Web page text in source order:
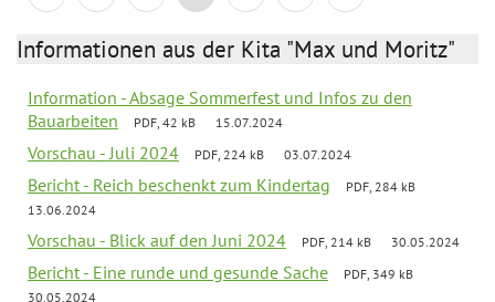
Informationen aus der Kita "Max und Moritz"
Information - Absage Sommerfest und Infos zu den
Bauarbeiten
PDF, 42 kB 15.07.2024
Vorschau - Juli 2024 PDF, 224 kB 03.07.2024
Bericht - Reich beschenkt zum Kindertag
PDF, 284 kB
13.06.2024
Vorschau - Blick auf den Juni 2024 PDF, 214 kB 30.05.2024
Bericht - Eine runde und gesunde Sache
PDF, 349 kB
30.05.2024